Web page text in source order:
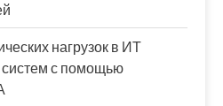
нагрузок в ИТ
систем с помощью